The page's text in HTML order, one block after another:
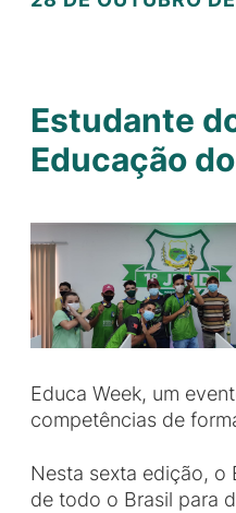
Estudante
Educação
Educa Week, um
competências de
Nesta sexta edição, o
de todo o Brasil para